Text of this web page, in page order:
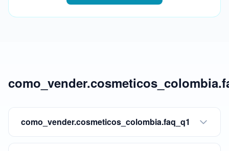
como_vender.cosmeticos_colombia.faq_q1